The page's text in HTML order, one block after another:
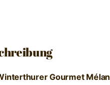
Gourmet